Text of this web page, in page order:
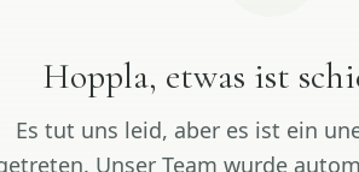
Hoppla, etwas ist
Es tut uns leid, aber es ist ein
Unser Team wurde